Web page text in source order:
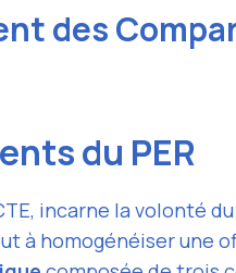
des
du PER
incarne la volonté
à homogénéiser une